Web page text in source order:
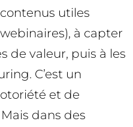
utiles
à capter
de valeur, puis à les
C’est un
et de
dans des